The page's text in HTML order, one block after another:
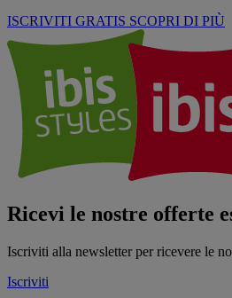
ISCRIVITI GRATIS SCOPRI DI PIÙ
Ricevi le nostre offerte
Iscriviti alla newsletter per ricevere le
Iscriviti